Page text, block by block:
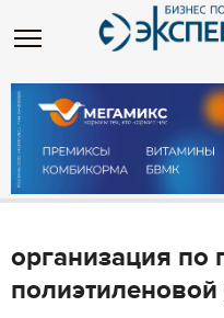
организация по